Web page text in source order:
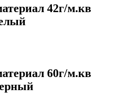
42г/м.кв
60г/м.кв